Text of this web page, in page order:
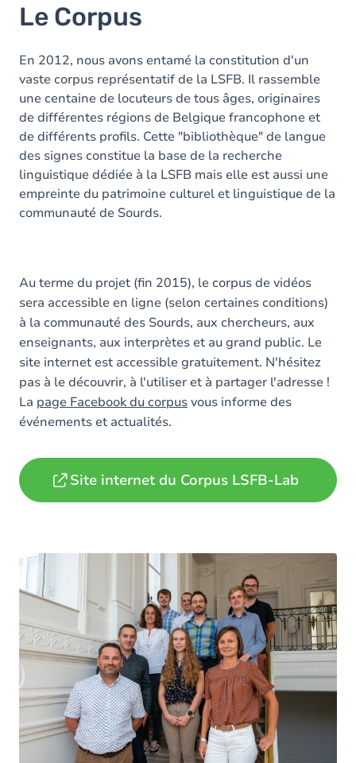
Le Corpus
En 2012, nous avons entamé la constitution d'un
vaste corpus représentatif de la LSFB. Il rassemble
une centaine de locuteurs de tous âges, originaires
de différentes régions de Belgique francophone et
de différents profils. Cette "bibliothèque" de langue
des signes constitue la base de la recherche
linguistique dédiée à la LSFB mais elle est aussi une
empreinte du patrimoine culturel et linguistique de la
communauté de Sourds.
Au terme du projet (fin 2015), le corpus de vidéos
sera accessible en ligne (selon certaines conditions)
à la communauté des Sourds, aux chercheurs, aux
enseignants, aux interprètes et au grand public. Le
site internet est accessible gratuitement. N'hésitez
pas à le découvrir, à l'utiliser et à partager l'adresse !
La page Facebook du corpusvous informe des
événements et actualités.
Site internet du Corpus LSFB-Lab